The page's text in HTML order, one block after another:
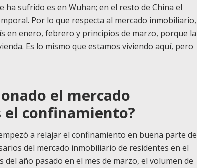
ha sufrido es en Wuhan; en el resto de China el
Por lo que respecta al mercado inmobiliario,
en enero, febrero y principios de marzo, porque la
Es lo mismo que estamos viviendo aquí, pero
el mercado
confinamiento?
a relajar el confinamiento en buena parte de
del mercado inmobiliario de residentes en el
del año pasado en el mes de marzo, el volumen de